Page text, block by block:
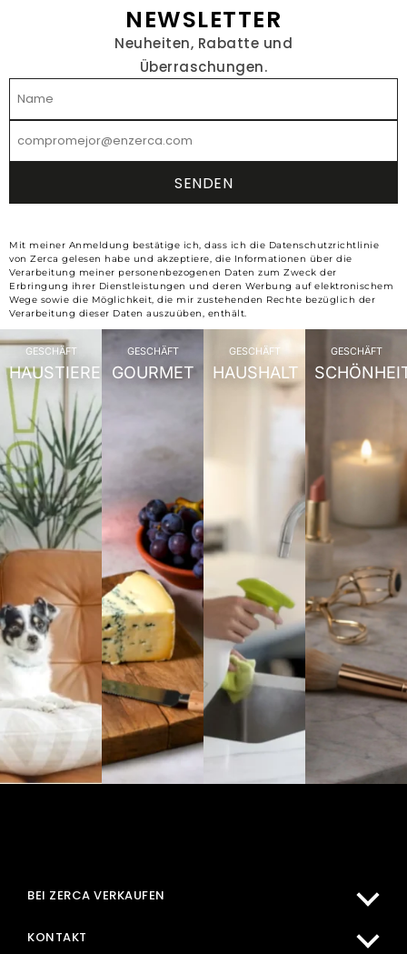
NEWSLETTER
Neuheiten, Rabatte und
Überraschungen.
Mit meiner Anmeldung bestätige ich, dass ich die Datenschutzrichtlinie
von Zerca gelesen habe und akzeptiere, die Informationen über die
Verarbeitung meiner personenbezogenen Daten zum Zweck der
Erbringung ihrer Dienstleistungen und deren Werbung auf elektronischem
Wege sowie die Möglichkeit, die mir zustehenden Rechte bezüglich der
Verarbeitung dieser Daten auszuüben, enthält.
GESCHÄFT
HAUSTIERE
GESCHÄFT
GOURMET
GESCHÄFT
HAUSHALT
GESCHÄFT
BEI ZERCA VERKAUFEN
KONTAKT